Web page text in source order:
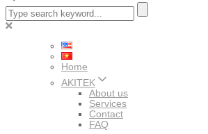
Home
AKITEK
About us
Services
Contact
FAQ